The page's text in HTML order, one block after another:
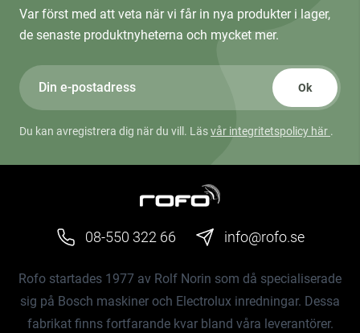
Var först med att veta när vi får in nya produkter i lager,
de senaste produktnyheterna och mycket mer.
Ok
Du kan avregistrera dig när du vill. Läsvår integritetspolicy här .
08-550 322 66 info@rofo.se
Rofo startades 1977 av Rolf Norin som då specialiserade
sig på Bosch maskiner och Electrolux inredningar. Dessa
fabrikat finns fortfarande kvar bland våra leverantörer.